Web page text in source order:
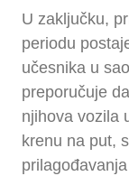
U zaključku,
periodu
učesnika u
preporučuje
njihova vozila
krenu na put,